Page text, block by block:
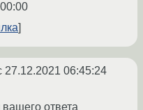
27.12.2021 06:45:24
ответа